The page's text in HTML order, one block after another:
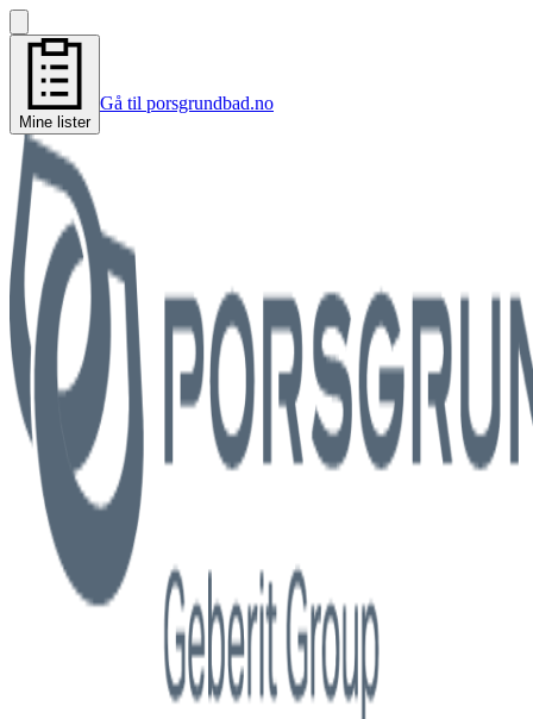
Mine lister
Gå til porsgrundbad.no